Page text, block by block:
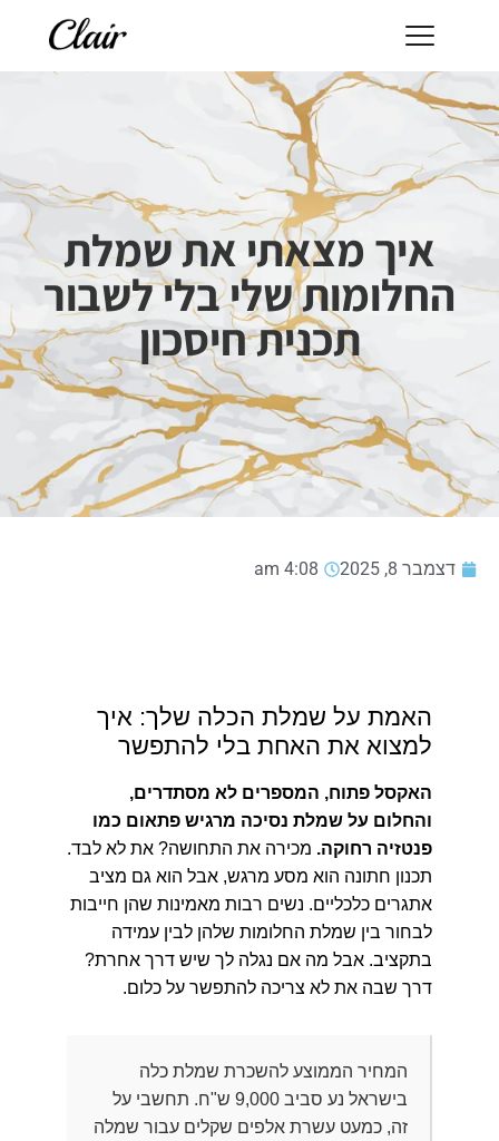
איך מצאתי את שמלת
החלומות שלי בלי לשבור
תכנית חיסכון
דצמבר 8, 2025 4:08 am
האמת על שמלת הכלה שלך: איך
למצוא את האחת בלי להתפשר
האקסל פתוח, המספרים לא מסתדרים,
והחלום על שמלת נסיכה מרגיש פתאום כמו
פנטזיה רחוקה. מכירה את התחושה? את לא לבד.
תכנון חתונה הוא מסע מרגש, אבל הוא גם מציב
אתגרים כלכליים. נשים רבות מאמינות שהן חייבות
לבחור בין שמלת החלומות שלהן לבין עמידה
בתקציב. אבל מה אם נגלה לך שיש דרך אחרת?
דרך שבה את לא צריכה להתפשר על כלום.
המחיר הממוצע להשכרת שמלת כלה
בישראל נע סביב 9,000 ש"ח. תחשבי על
זה, כמעט עשרת אלפים שקלים עבור שמלה